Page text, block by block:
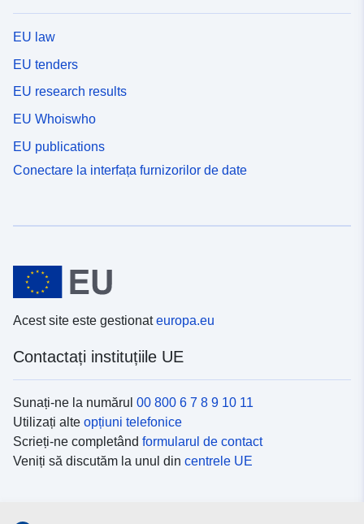
EU law
EU tenders
EU research results
EU Whoiswho
EU publications
Conectare la interfața furnizorilor de date
Acest site este gestionateuropa.eu
Contactați instituțiile UE
Sunați-ne la numărul 00 800 6 7 8 9 10 11
Utilizați alte opțiuni telefonice
Scrieți-ne completând formularul de contact
Veniți să discutăm la unul din centrele UE